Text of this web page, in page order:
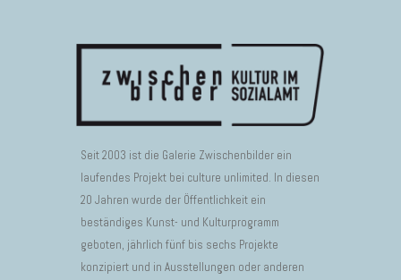
Seit 2003 ist die Galerie Zwischenbilder ein
laufendes Projekt bei culture unlimited. In diesen
20 Jahren wurde der Öffentlichkeit ein
beständiges Kunst- und Kulturprogramm
geboten, jährlich fünf bis sechs Projekte
konzipiert und in Ausstellungen oder anderen